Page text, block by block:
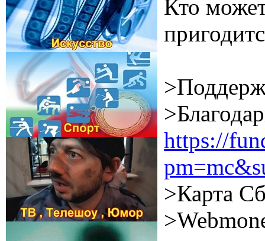
Кто
https://
>Карта